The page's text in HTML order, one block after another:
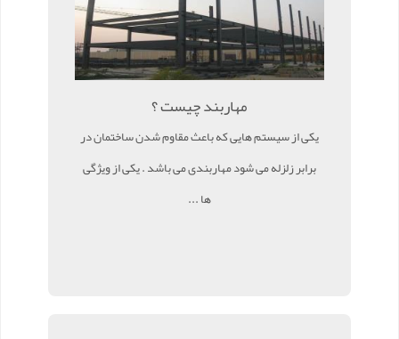
مهاربند چیست ؟
یکی از سیستم هایی که باعث مقاوم شدن ساختمان در
برابر زلزله می شود مهاربندی می باشد . یکی از ویژگی
ها ...